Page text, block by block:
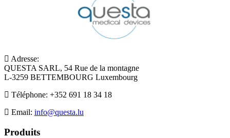
Adresse:
QUESTA SARL, 54 Rue de la montagne
L-3259 BETTEMBOURG Luxembourg
Téléphone: +352 691 18 34 18
Email: info@questa.lu
Produits